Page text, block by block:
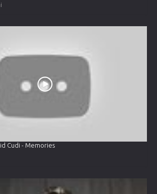
Cudi - Memories